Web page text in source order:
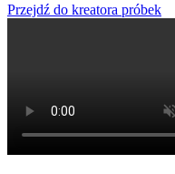
Przejdź do kreatora próbek